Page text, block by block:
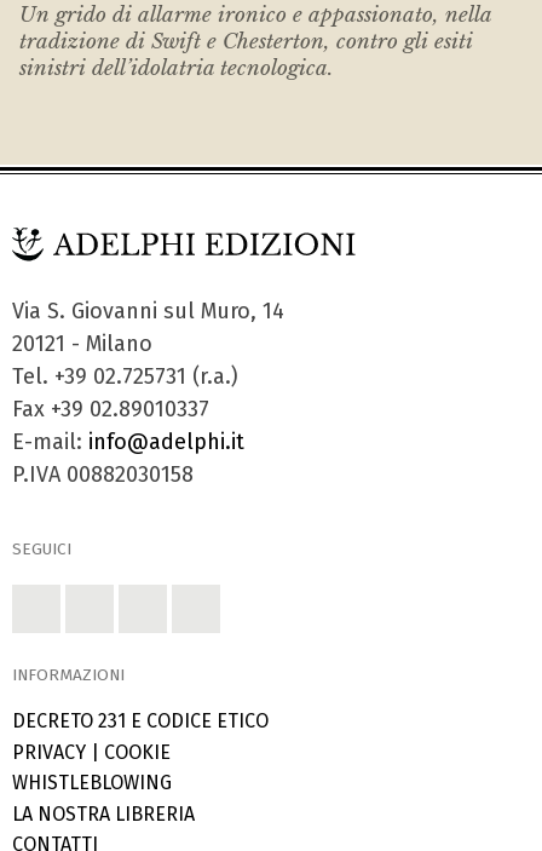
Un grido di allarme ironico e appassionato, nella
tradizione di Swift e Chesterton, contro gli esiti
sinistri dell’idolatria tecnologica.
Via S. Giovanni sul Muro, 14
20121 - Milano
Tel. +39 02.725731 (r.a.)
Fax +39 02.89010337
E-mail: info@adelphi.it
P.IVA 00882030158
SEGUICI
INFORMAZIONI
DECRETO 231 E CODICE ETICO
PRIVACY
COOKIE
WHISTLEBLOWING
LA NOSTRA LIBRERIA
CONTATTI